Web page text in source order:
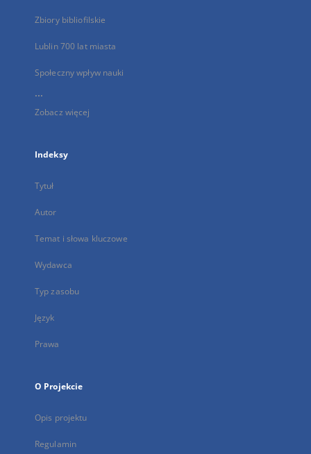
Zbiory bibliofilskie
Lublin 700 lat miasta
Społeczny wpływ nauki
...
Zobacz więcej
Indeksy
Tytuł
Autor
Temat i słowa kluczowe
Wydawca
Typ zasobu
Język
Prawa
O Projekcie
Opis projektu
Regulamin